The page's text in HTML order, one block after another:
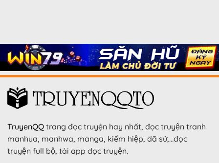
TruyenQQ trang đọc truyện hay nhất, đọc truyện tranh
manhua, manhwa, manga, kiếm hiệp, dã sử,…đọc
truyện full bộ, tải app đọc truyện.